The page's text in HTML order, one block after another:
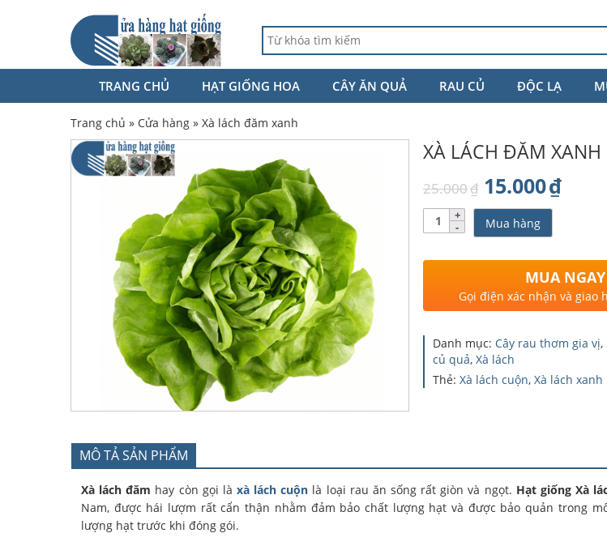
TRANG CHỦ HẠT GIỐNG HOA CÂY ĂN QUẢ RAU CỦ ĐỘC LẠ
Trang chủ » Cửa hàng » Xà lách đăm xanh
XÀ LÁCH ĐĂM XANH
25.000₫ Giá
gốc
là:
25.000₫.
15.000₫Giá
là:
Số
lượng
Mua hàng
MUA NGAY
Gọi điện xác nhận và giao
Danh mục: Cây rau thơm gia vị,
củ quả, Xà lách
Thẻ: Xà lách cuộn, Xà lách xanh
MÔ TẢ SẢN PHẨM
Xà lách đăm hay còn gọi làxà lách cuộn là loại rau ăn sống rất giòn và ngọt. Hạt giống Xà
Nam, được hái lượm rất cẩn thận nhằm đảm bảo chất lượng hạt và được bảo quản trong
lượng hạt trước khi đóng gói.